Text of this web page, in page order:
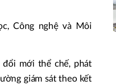
Công nghệ và Môi
mới thể chế, phát
giám sát theo kết